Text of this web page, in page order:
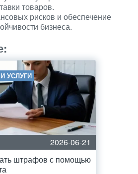
товаров.
рисков и обеспечение
бизнеса.
УСЛУГИ
2026-06-21
штрафов с помощью